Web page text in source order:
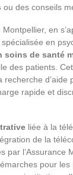
ou des conseils
en
en
soins de santé
des patients.
d’aide
rapide et
liée à la
de la
par l’Assurance
pour